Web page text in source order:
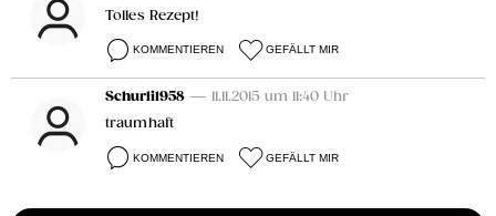
Tolles Rezept!
KOMMENTIEREN GEFÄLLT MIR
Schurli1958 — 11.11.2015 um 11:40 Uhr
traumhaft
KOMMENTIEREN GEFÄLLT MIR